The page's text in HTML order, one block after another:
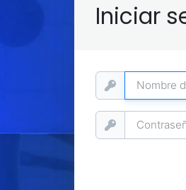
Iniciar